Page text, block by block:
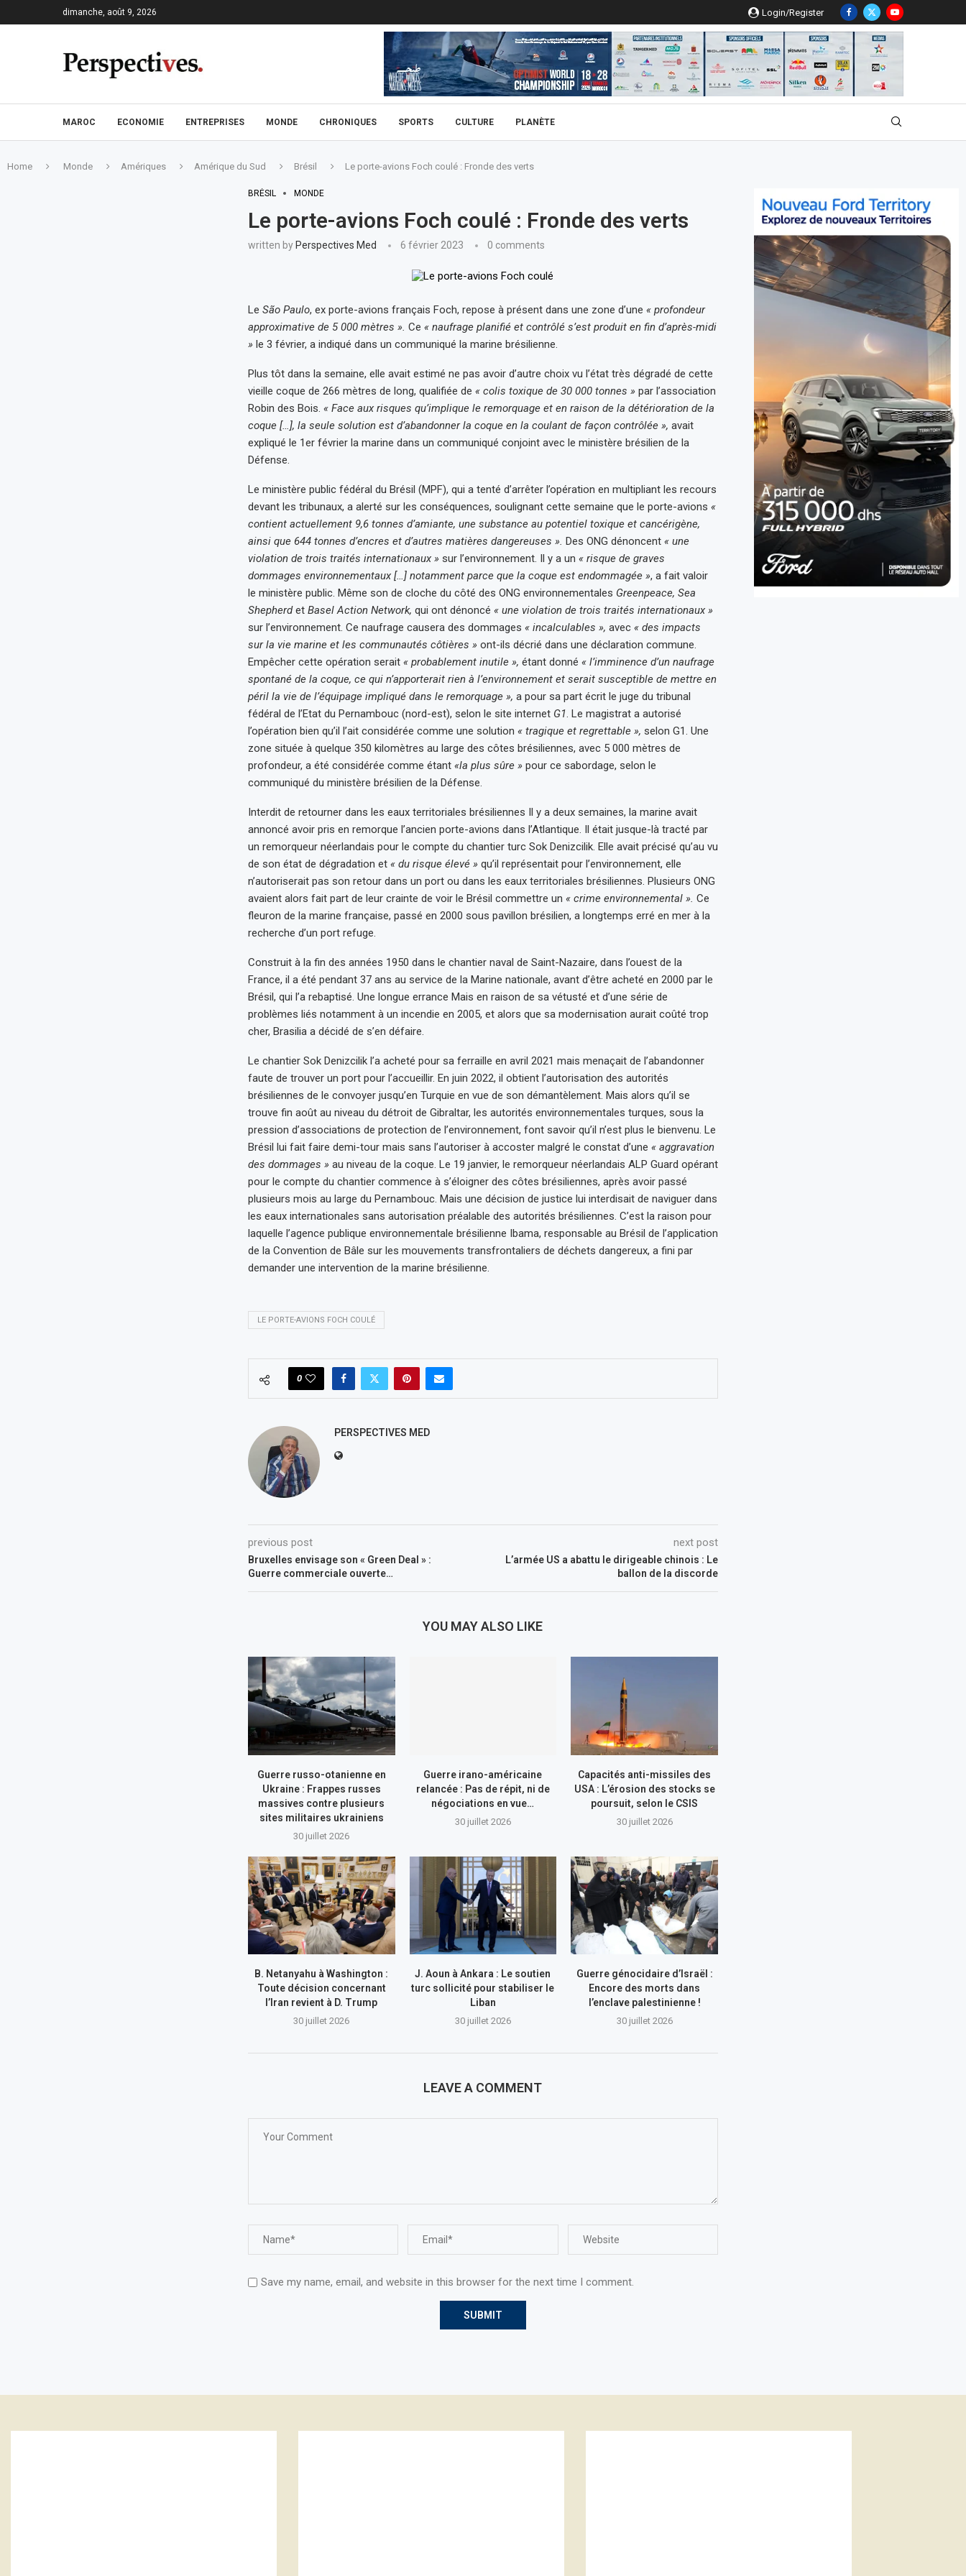
dimanche, août 9, 2026 Login/Register
MAROC ECONOMIE ENTREPRISES MONDE CHRONIQUES SPORTS CULTURE PLANÈTE
Home Monde Amériques Amérique du Sud Brésil Le porte-avions Foch coulé : Fronde des verts
BRÉSIL MONDE
Le porte-avions Foch coulé : Fronde des verts
written by Perspectives Med 6 février 2023 0 comments
Le São Paulo, ex porte-avions français Foch, repose à présent dans une zone d’une « profondeur
approximative de 5 000 mètres ». Ce « naufrage planifié et contrôlé s’est produit en fin d’après-midi
» le 3 février, a indiqué dans un communiqué la marine brésilienne.
Plus tôt dans la semaine, elle avait estimé ne pas avoir d’autre choix vu l’état très dégradé de cette
vieille coque de 266 mètres de long, qualifiée de « colis toxique de 30 000 tonnes » par l’association
Robin des Bois. « Face aux risques qu’implique le remorquage et en raison de la détérioration de la
coque […], la seule solution est d’abandonner la coque en la coulant de façon contrôlée », avait
expliqué le 1er février la marine dans un communiqué conjoint avec le ministère brésilien de la
Défense.
Le ministère public fédéral du Brésil (MPF), qui a tenté d’arrêter l’opération en multipliant les recours
devant les tribunaux, a alerté sur les conséquences, soulignant cette semaine que le porte-avions «
contient actuellement 9,6 tonnes d’amiante, une substance au potentiel toxique et cancérigène,
ainsi que 644 tonnes d’encres et d’autres matières dangereuses ». Des ONG dénoncent « une
violation de trois traités internationaux » sur l’environnement. Il y a un « risque de graves
dommages environnementaux […] notamment parce que la coque est endommagée », a fait valoir
le ministère public. Même son de cloche du côté des ONG environnementales Greenpeace, Sea
Shepherdet Basel Action Network, qui ont dénoncé « une violation de trois traités internationaux »
sur l’environnement. Ce naufrage causera des dommages « incalculables », avec « des impacts
sur la vie marine et les communautés côtières » ont-ils décrié dans une déclaration commune.
Empêcher cette opération serait « probablement inutile », étant donné « l’imminence d’un naufrage
spontané de la coque, ce qui n’apporterait rien à l’environnement et serait susceptible de mettre en
péril la vie de l’équipage impliqué dans le remorquage », a pour sa part écrit le juge du tribunal
fédéral de l’Etat du Pernambouc (nord-est), selon le site internet G1. Le magistrat a autorisé
l’opération bien qu’il l’ait considérée comme une solution « tragique et regrettable », selon G1. Une
zone située à quelque 350 kilomètres au large des côtes brésiliennes, avec 5 000 mètres de
profondeur, a été considérée comme étant «la plus sûre » pour ce sabordage, selon le
communiqué du ministère brésilien de la Défense.
Interdit de retourner dans les eaux territoriales brésiliennes Il y a deux semaines, la marine avait
annoncé avoir pris en remorque l’ancien porte-avions dans l’Atlantique. Il était jusque-là tracté par
un remorqueur néerlandais pour le compte du chantier turc Sok Denizcilik. Elle avait précisé qu’au vu
de son état de dégradation et « du risque élevé » qu’il représentait pour l’environnement, elle
n’autoriserait pas son retour dans un port ou dans les eaux territoriales brésiliennes. Plusieurs ONG
avaient alors fait part de leur crainte de voir le Brésil commettre un « crime environnemental ». Ce
fleuron de la marine française, passé en 2000 sous pavillon brésilien, a longtemps erré en mer à la
recherche d’un port refuge.
Construit à la fin des années 1950 dans le chantier naval de Saint-Nazaire, dans l’ouest de la
France, il a été pendant 37 ans au service de la Marine nationale, avant d’être acheté en 2000 par le
Brésil, qui l’a rebaptisé. Une longue errance Mais en raison de sa vétusté et d’une série de
problèmes liés notamment à un incendie en 2005, et alors que sa modernisation aurait coûté trop
cher, Brasilia a décidé de s’en défaire.
Le chantier Sok Denizcilik l’a acheté pour sa ferraille en avril 2021 mais menaçait de l’abandonner
faute de trouver un port pour l’accueillir. En juin 2022, il obtient l’autorisation des autorités
brésiliennes de le convoyer jusqu’en Turquie en vue de son démantèlement. Mais alors qu’il se
trouve fin août au niveau du détroit de Gibraltar, les autorités environnementales turques, sous la
pression d’associations de protection de l’environnement, font savoir qu’il n’est plus le bienvenu. Le
Brésil lui fait faire demi-tour mais sans l’autoriser à accoster malgré le constat d’une « aggravation
des dommages » au niveau de la coque. Le 19 janvier, le remorqueur néerlandais ALP Guard opérant
pour le compte du chantier commence à s’éloigner des côtes brésiliennes, après avoir passé
plusieurs mois au large du Pernambouc. Mais une décision de justice lui interdisait de naviguer dans
les eaux internationales sans autorisation préalable des autorités brésiliennes. C’est la raison pour
laquelle l’agence publique environnementale brésilienne Ibama, responsable au Brésil de l’application
de la Convention de Bâle sur les mouvements transfrontaliers de déchets dangereux, a fini par
demander une intervention de la marine brésilienne.
LE PORTE-AVIONS FOCH COULÉ
0
PERSPECTIVES MED
previous post
Bruxelles envisage son « Green Deal » :
Guerre commerciale ouverte…
next post
L’armée US a abattu le dirigeable chinois : Le
ballon de la discorde
YOU MAY ALSO LIKE
Guerre russo-otanienne en
Ukraine : Frappes russes
massives contre plusieurs
sites militaires ukrainiens
30 juillet 2026
Guerre irano-américaine
relancée : Pas de répit, ni de
négociations en vue…
30 juillet 2026
Capacités anti-missiles des
USA : L’érosion des stocks se
poursuit, selon le CSIS
30 juillet 2026
B. Netanyahu à Washington :
Toute décision concernant
l’Iran revient à D. Trump
30 juillet 2026
J. Aoun à Ankara : Le soutien
turc sollicité pour stabiliser le
Liban
30 juillet 2026
Guerre génocidaire d’Israël :
Encore des morts dans
l’enclave palestinienne !
30 juillet 2026
LEAVE A COMMENT
Save my name, email, and website in this browser for the next time I comment.